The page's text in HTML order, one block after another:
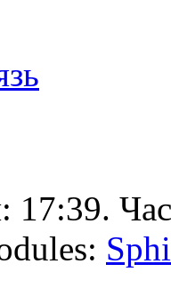
17:39.